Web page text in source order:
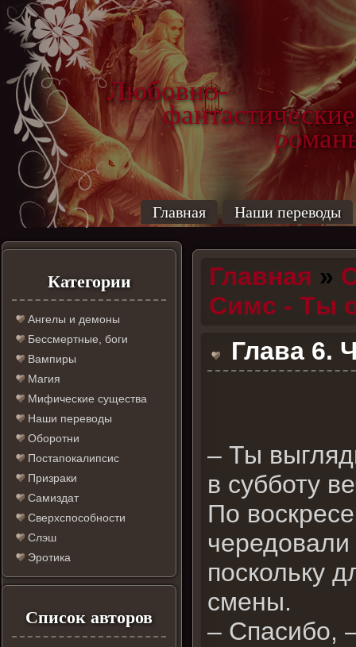
Любовно-
фантастические
Главная Наши переводы
Категории
Ангелы и демоны
Бессмертные, боги
Вампиры
Магия
Мифические существа
Наши переводы
Оборотни
Постапокалипсис
Призраки
Самиздат
Сверхспособности
Слэш
Эротика
Список авторов
Главная »
Симс - Ты
Глава 6.
– Ты
в субботу
По
поскольку
смены.
– Спасибо,